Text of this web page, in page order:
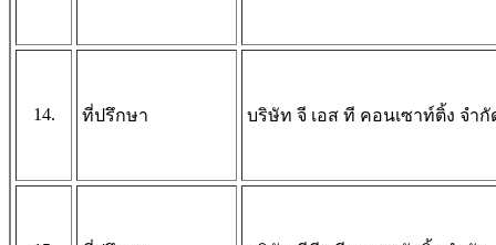
14. ที่ปรึกษา บริษัท จี เอส ที คอนเซาท์ติ้ง จำกั